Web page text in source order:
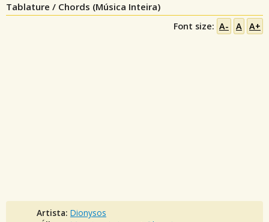
Tablature / Chords (Música Inteira)
Font size: A- A A+
Artista: Dionysos